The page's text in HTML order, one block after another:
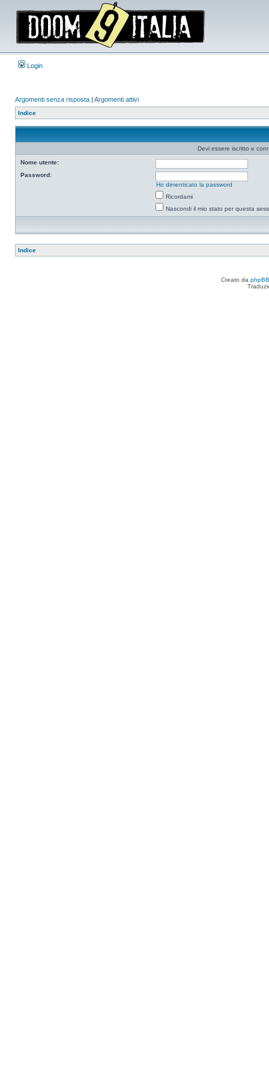
Login
Argomenti senza risposta | Argomenti attivi
Indice
Devi essere iscritto e
Nome utente:
Password:
Ho dimenticato la password
Ricordami
Nascondi il mio stato per questa
Indice
Creato da phpBB